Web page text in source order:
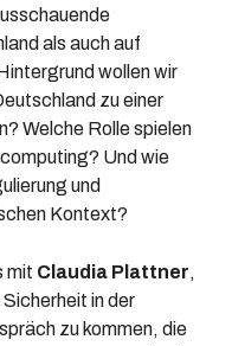
als auch auf
wollen wir
zu einer
Welche Rolle spielen
Und wie
und
Kontext?
mit Claudia Plattner,
in der
zu kommen, die